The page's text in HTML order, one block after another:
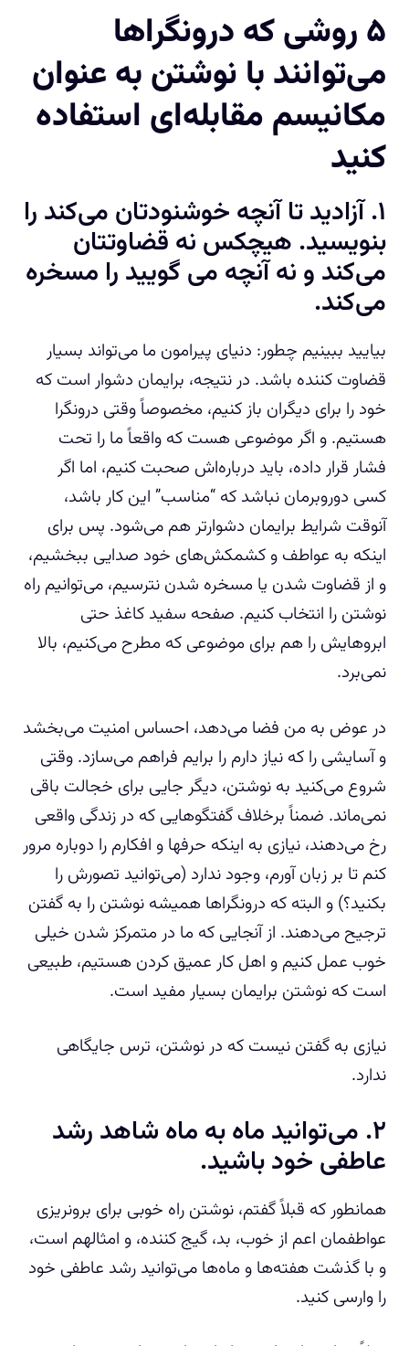
۵ روشی که درونگراها
می‌توانند با نوشتن به عنوان
مکانیسم مقابله‌ای استفاده
کنید
۱. آزادید تا آنچه خوشنودتان می‌کند را
بنویسید. هیچکس نه قضاوتتان
می‌کند و نه آنچه می گویید را مسخره
می‌کند.
بیایید ببینیم چطور: دنیای پیرامون ما می‌تواند بسیار
قضاوت کننده باشد. در نتیجه، برایمان دشوار است که
خود را برای دیگران باز کنیم، مخصوصاً وقتی درونگرا
هستیم. و اگر موضوعی هست که واقعاً ما را تحت
فشار قرار داده، باید درباره‌اش صحبت کنیم، اما اگر
کسی دوروبرمان نباشد که “مناسب” این کار باشد،
آنوقت شرایط برایمان دشوارتر هم می‌شود. پس برای
اینکه به عواطف و کشمکش‌های خود صدایی ببخشیم،
و از قضاوت شدن یا مسخره شدن نترسیم، می‌توانیم راه
نوشتن را انتخاب کنیم. صفحه سفید کاغذ حتی
ابروهایش را هم برای موضوعی که مطرح می‌کنیم، بالا
نمی‌برد.
در عوض به من فضا می‌دهد، احساس امنیت می‌بخشد
و آسایشی را که نیاز دارم را برایم فراهم می‌سازد. وقتی
شروع می‌کنید به نوشتن، دیگر جایی برای خجالت باقی
نمی‌ماند. ضمناً برخلاف گفتگوهایی که در زندگی واقعی
رخ می‌دهند، نیازی به اینکه حرفها و افکارم را دوباره مرور
کنم تا بر زبان آورم، وجود ندارد (می‌توانید تصورش را
بکنید؟) و البته که درونگراها همیشه نوشتن را به گفتن
ترجیح می‌دهند. از آنجایی که ما در متمرکز شدن خیلی
خوب عمل کنیم و اهل کار عمیق کردن هستیم، طبیعی
است که نوشتن برایمان بسیار مفید است.
نیازی به گفتن نیست که در نوشتن، ترس جایگاهی
ندارد.
۲. می‌توانید ماه به ماه شاهد رشد
عاطفی خود باشید.
همانطور که قبلاً گفتم، نوشتن راه خوبی برای برونریزی
عواطفمان اعم از خوب، بد، گیج کننده، و امثالهم است،
و با گذشت هفته‌ها و ماه‌ها می‌توانید رشد عاطفی خود
را وارسی کنید.